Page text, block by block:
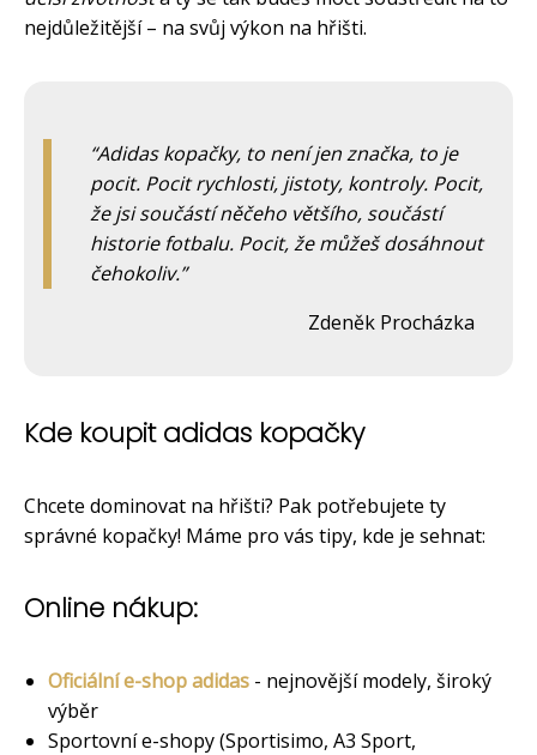
nejdůležitější – na svůj výkon na hřišti.
Adidas kopačky, to není jen značka, to je
pocit. Pocit rychlosti, jistoty, kontroly. Pocit,
že jsi součástí něčeho většího, součástí
historie fotbalu. Pocit, že můžeš dosáhnout
čehokoliv.
Zdeněk Procházka
Kde koupit adidas kopačky
Chcete dominovat na hřišti? Pak potřebujete ty
správné kopačky! Máme pro vás tipy, kde je sehnat:
Online nákup:
Oficiální e-shop adidas - nejnovější modely, široký
výběr
Sportovní e-shopy (Sportisimo, A3 Sport,